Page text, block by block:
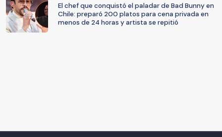
El chef que conquistó el paladar de Bad Bunny en
Chile: preparó 200 platos para cena privada en
menos de 24 horas y artista se repitió